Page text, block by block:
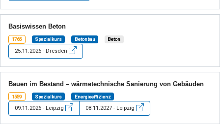
Basiswissen Beton
1765 Spezialkurs Betonbau Beton
25.11.2026 - Dresden
Bauen im Bestand – wärmetechnische Sanierung von Gebäuden
1559 Spezialkurs Energieeffizienz
09.11.2026 - Leipzig 08.11.2027 - Leipzig